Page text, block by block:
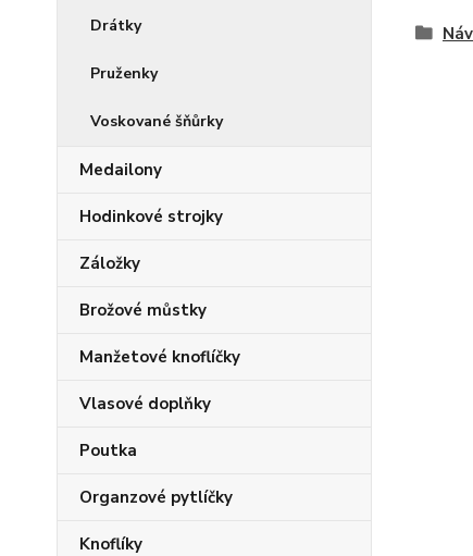
Drátky
Pruženky
Voskované šňůrky
Medailony
Hodinkové strojky
Záložky
Brožové můstky
Manžetové knoflíčky
Vlasové doplňky
Poutka
Organzové pytlíčky
Knoflíky